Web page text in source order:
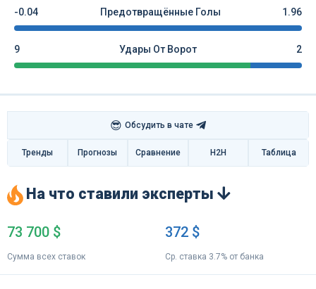
-0.04 Предотвращённые Голы 1.96
9 Удары От Ворот 2
😎 Обсудить в чате
Тренды Прогнозы Сравнение H2H Таблица
На что ставили эксперты
73 700 $
Сумма всех ставок
372 $
Ср. ставка 3.7% от банка